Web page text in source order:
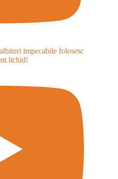
impecabile folosesc
lichid!